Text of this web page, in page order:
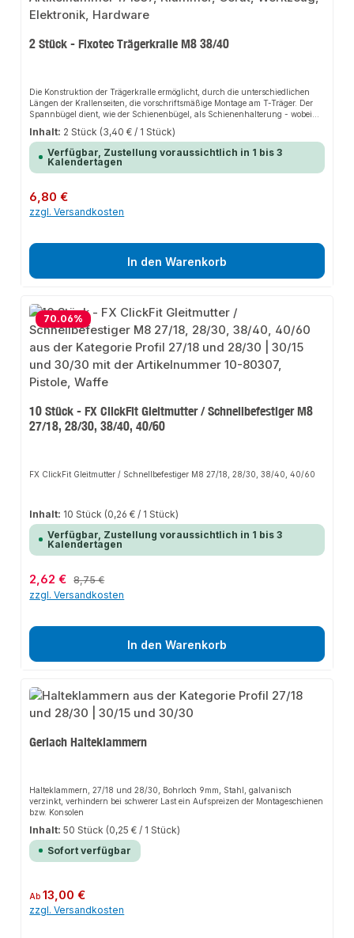
2 Stück - Fixotec Trägerkralle M8 38/40
Die Konstruktion der Trägerkralle ermöglicht, durch die unterschiedlichen
Längen der Krallenseiten, die vorschriftsmäßige Montage am T-Träger. Der
Spannbügel dient, wie der Schienenbügel, als Schienenhalterung - wobei
die Befestigung am Stahlträger mit jeweils zwei Trägerkrallen erfolgt.
Inhalt: 2 Stück (3,40 € / 1 Stück)
Verfügbar, Zustellung voraussichtlich in 1 bis 3
Kalendertagen
Regulärer Preis:
6,80 €
zzgl. Versandkosten
In den Warenkorb
70.06%
10 Stück - FX ClickFit Gleitmutter / Schnellbefestiger M8
27/18, 28/30, 38/40, 40/60
FX ClickFit Gleitmutter / Schnellbefestiger M8 27/18, 28/30, 38/40, 40/60
Inhalt: 10 Stück (0,26 € / 1 Stück)
Verfügbar, Zustellung voraussichtlich in 1 bis 3
Kalendertagen
Verkaufspreis:
2,62 € Regulärer Preis:
8,75 €
zzgl. Versandkosten
In den Warenkorb
Gerlach Halteklammern
Halteklammern, 27/18 und 28/30, Bohrloch 9mm, Stahl, galvanisch
verzinkt, verhindern bei schwerer Last ein Aufspreizen der Montageschienen
bzw. Konsolen
Inhalt:50 Stück (0,25 € / 1 Stück)
Sofort verfügbar
Regulärer Preis:
Ab13,00 €
zzgl. Versandkosten